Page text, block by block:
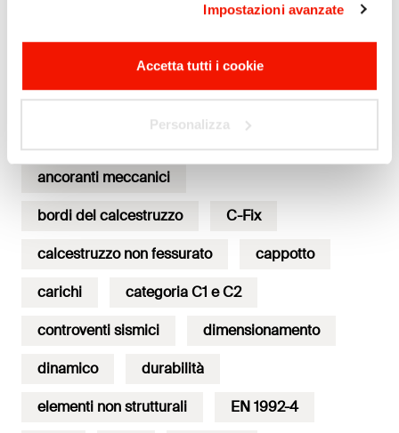
Cliccando "Accetta tutti i cookie" potrai proseguire
immediatamente la navigazione. Per modificare invece le
impostazioni entra nella sezione "Impostazioni avanzate",
Privacy policy.
Impostazioni avanzate
Accetta tutti i cookie
Personalizza
Tag
acciaio inossidabile adesione
ancoranti meccanici
bordi del calcestruzzo C-Fix
calcestruzzo non fessurato cappotto
carichi categoria C1 e C2
controventi sismici dimensionamento
dinamico durabilità
elementi non strutturali EN 1992-4